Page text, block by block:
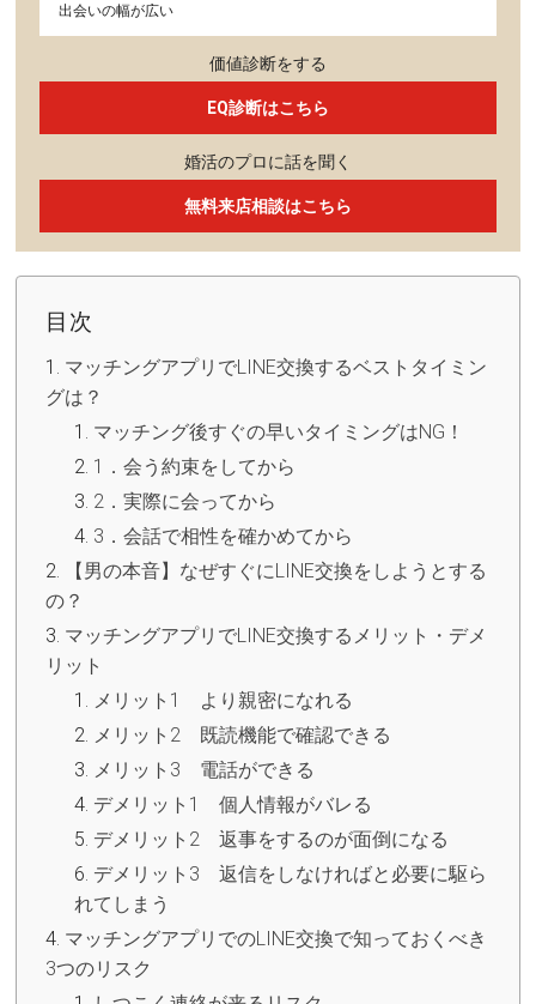
出会いの幅が広い
価値診断をする
EQ診断はこちら
婚活のプロに話を聞く
無料来店相談はこちら
目次
マッチングアプリでLINE交換するベストタイミン
グは？
マッチング後すぐの早いタイミングはNG！
1．会う約束をしてから
2．実際に会ってから
3．会話で相性を確かめてから
【男の本音】なぜすぐにLINE交換をしようとする
の？
マッチングアプリでLINE交換するメリット・デメ
リット
メリット1 より親密になれる
メリット2 既読機能で確認できる
メリット3 電話ができる
デメリット1 個人情報がバレる
デメリット2 返事をするのが面倒になる
デメリット3 返信をしなければと必要に駆ら
れてしまう
マッチングアプリでのLINE交換で知っておくべき
3つのリスク